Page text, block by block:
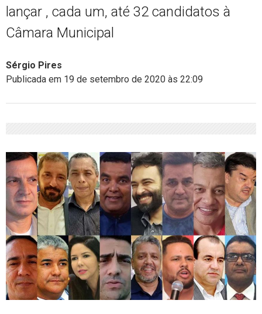
lançar , cada um, até 32 candidatos à
Câmara Municipal
Sérgio Pires
Publicada em 19 de setembro de 2020 às 22:09